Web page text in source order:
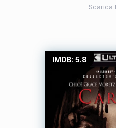
Scarica
IMDB: 5.8